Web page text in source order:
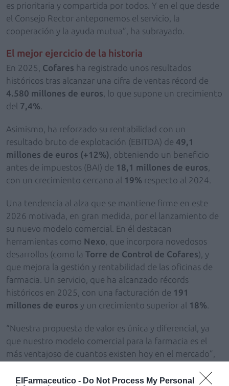
ElFarmaceutico - Do Not Process My Personal
es prioritaria y compartida por todos. Y en el que desde
el Consejo Rector anteponemos el servicio, la
cooperación y la ayuda mutua”, ha subrayado.
El mejor ejercicio de la historia
En 2025, Cofares ha registrado unos resultados
históricos tras alcanzar una cifra de ventas récord de
4.580 millones de euros , lo que supone un crecimiento
del 7,4%
Asimismo, ha reforzado su rentabilidad con un
resultado bruto de explotación (EBITDA) de 49,1
millones de euros (+12%) , obteniendo un beneficio
antes de impuestos (BAI) de 18,1 millones de euros
con un crecimiento cercano al 19% respecto al 2024.
Una tendencia al alza que se mantiene firme en este
2026 motivada, en gran medida, por el lanzamiento de
su nuevo modelo comercial. En él destacan
herramientas como Nexo , que incorpora novedosos
desarrollos (como la Torre de Control de Cofares), y
que mejora la gestión y rentabilidad de las oficinas de
farmacia. Un servicio, que ha alcanzado récords
históricos en 2025, con una facturación de 191
millones de euros y un crecimiento superior al 18%
“Nuestra propuesta de valor es única y diferencial, ya
que nuestro modelo comercial para la farmacia es el
más ventajoso de cuantos existen hoy en el mercado”,